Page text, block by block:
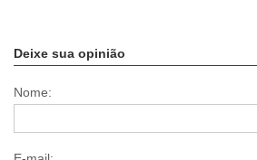
Deixe sua opinião
Nome: